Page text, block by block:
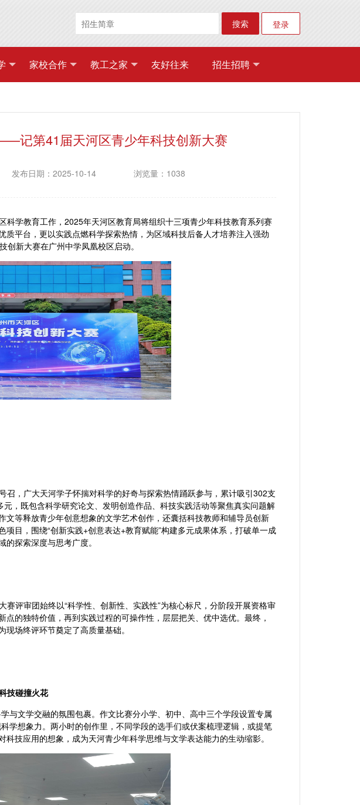
搜索 登录
家校合作 教工之家 友好往来 招生招聘
记第41届天河区青少年科技创新大赛
发布日期：2025-10-14 浏览量：1038
科学教育工作， 2025年天河区教育局将组织十三项青少年科技教育系列赛
平台，更以实践点燃科学探索热情，为区域科技后备人才培养注入强劲
新大赛在广州中学凤凰校区启动。
召，广大天河学子怀揣对科学的好奇与探索热情踊跃参与，累计吸引302支
，既包含科学研究论文、发明创造作品、科技实践活动等聚焦真实问题解
文等释放青少年创意想象的文学艺术创作，还囊括科技教师和辅导员创新
目，围绕“创新实践+创意表达+教育赋能”构建多元成果体系，打破单一成
探索深度与思考广度。
赛评审团始终以“科学性、创新性、实践性”为核心标尺，分阶段开展资格审
的独特价值，再到实践过程的可操作性，层层把关、优中选优。最终，
场终评环节奠定了高质量基础。
技碰撞火花
与文学交融的氛围包裹。作文比赛分小学、初中、高中三个学段设置专属
学想象力。两小时的创作里，不同学段的选手们或伏案梳理逻辑，或提笔
技应用的想象，成为天河青少年科学思维与文学表达能力的生动缩影。